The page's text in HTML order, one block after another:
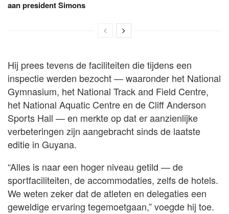
aan president Simons
Hij prees tevens de faciliteiten die tijdens een
inspectie werden bezocht — waaronder het National
Gymnasium, het National Track and Field Centre,
het National Aquatic Centre en de Cliff Anderson
Sports Hall — en merkte op dat er aanzienlijke
verbeteringen zijn aangebracht sinds de laatste
editie in Guyana.
“Alles is naar een hoger niveau getild — de
sportfaciliteiten, de accommodaties, zelfs de hotels.
We weten zeker dat de atleten en delegaties een
geweldige ervaring tegemoetgaan,” voegde hij toe.